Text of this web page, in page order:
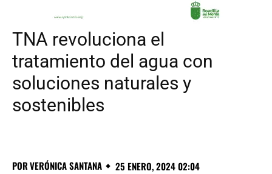
TNA revoluciona el
tratamiento del agua con
soluciones naturales y
sostenibles
PORVERÓNICA SANTANA 25 ENERO, 2024 02:04